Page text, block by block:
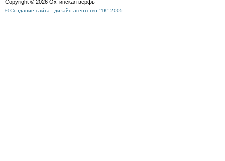
Copyright © 2026 Охтинская верфь
© Создание сайта - дизайн-агентство "1К" 2005